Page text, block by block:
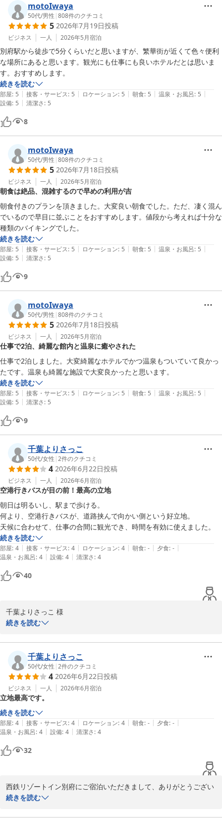
motoIwaya
50代/男性 |808件のクチコミ
5 2026年7月19日投稿
ビジネス 一人 2026年5月宿泊
別府駅から徒歩で5分くらいだと思いますが、繁華街が近くて色々便利
な場所にあると思います。観光にも仕事にも良いホテルだとは思いま
す。おすすめします。
続きを読む
部屋: 5 | 接客・サービス: 5 | ロケーション: 5 | 朝食: 5 | 温泉・お風呂: 5 |
設備: 5 | 清潔さ: 5
8
motoIwaya
50代/男性 |808件のクチコミ
5 2026年7月18日投稿
ビジネス 一人 2026年5月宿泊
朝食は絶品、混雑するので早めの利用が吉
朝食付きのプランを頂きました。大変良い朝食でした。ただ、凄く混ん
でいるので早目に並ぶことをおすすめします。値段から考えれば十分な
種類のバイキングでした。
続きを読む
部屋: 5 | 接客・サービス: 5 | ロケーション: 5 | 朝食: 5 | 温泉・お風呂: 5 |
設備: 5 | 清潔さ: 5
9
motoIwaya
50代/男性 |808件のクチコミ
5 2026年7月18日投稿
ビジネス 一人 2026年5月宿泊
仕事で2泊、綺麗な館内と温泉に癒やされた
仕事で2泊しました。大変綺麗なホテルでかつ温泉もついていて良かっ
たです。温泉も綺麗な施設で大変良かったと思います。
続きを読む
部屋: 5 | 接客・サービス: 5 | ロケーション: 5 | 朝食: 5 | 温泉・お風呂: 5 |
設備: 5 | 清潔さ: 5
9
千葉よりさっこ
50代/女性 |2件のクチコミ
4 2026年6月22日投稿
ビジネス 一人 2026年6月宿泊
空港行きバスが目の前！最高の立地
朝日は明るいし、駅まで歩ける。
何より、空港行きバスが、道路挟んで向かい側という好立地。
天候に合わせて、仕事の合間に観光でき、時間を有効に使えました。
続きを読む
部屋: 4 | 接客・サービス: 4 | ロケーション: 4 | 朝食: - | 夕食: - |
温泉・お風呂: 4 | 設備: 4 | 清潔さ: 4
40
千葉よりさっこ 様
この度は西鉄リゾートイン別府にご宿泊頂きありがとうございまし
また、お忙しい中クチコミのご投稿頂き重ねてお礼申し上げます。
クチコミを拝見いたしまして、立地につきましてたくさんのお褒め
の言葉をいただき大変嬉しく思います。
今後もお客様に愛されるホテルを目指し、スタッフ一同努めてまい
りますので、引き続きご愛顧賜りますよう宜しくお願い申し上げま
す。
また別府へお越しの際はぜひ西鉄リゾートイン別府を候補に入れて
いただけましたら幸いです。
千葉よりさっこ 様のまたのお越しを心よりお待ち申し上げます。
西鉄リゾートイン別府　田中
西鉄リゾートイン別府
続きを読む
千葉よりさっこ
50代/女性 |2件のクチコミ
4 2026年6月22日投稿
ビジネス 一人 2026年6月宿泊
立地最高です。
続きを読む
部屋: 4 | 接客・サービス: 4 | ロケーション: 4 | 朝食: - | 夕食: - |
温泉・お風呂: 4 | 設備: 4 | 清潔さ: 4
32
西鉄リゾートイン別府にご宿泊いただきまして、ありがとうござい
ます。
ルは別府の中心街近くにございまして、またバス乗り場も近く、ア
続きを読む